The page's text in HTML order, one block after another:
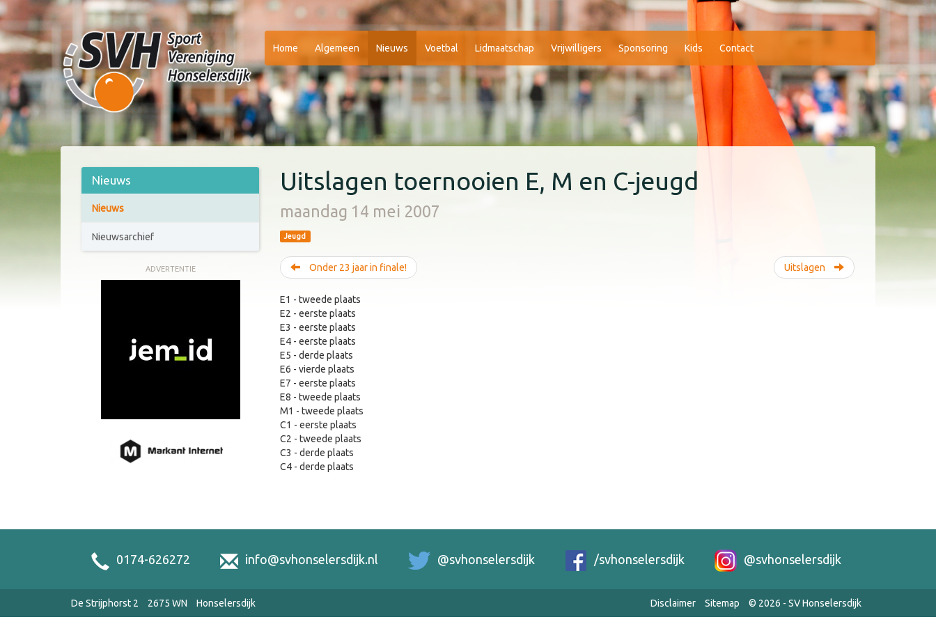
Home Algemeen Nieuws Voetbal Lidmaatschap Vrijwilligers Sponsoring Kids Contact
Nieuws
Nieuws
Nieuwsarchief
ADVERTENTIE
Uitslagen toernooien E, M en C-jeugd
maandag 14 mei 2007
Jeugd
Onder 23 jaar in finale! Uitslagen
E1 - tweede plaats
E2 - eerste plaats
E3 - eerste plaats
E4 - eerste plaats
E5 - derde plaats
E6 - vierde plaats
E7 - eerste plaats
E8 - tweede plaats
M1 - tweede plaats
C1 - eerste plaats
C2 - tweede plaats
C3 - derde plaats
C4 - derde plaats
0174-626272 info@svhonselersdijk.nl @svhonselersdijk /svhonselersdijk @svhonselersdijk
De Strijphorst 2 2675 WN Honselersdijk Disclaimer Sitemap © 2026 - SV Honselersdijk